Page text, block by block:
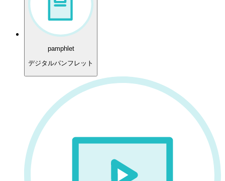
pamphlet
デジタルパンフレット